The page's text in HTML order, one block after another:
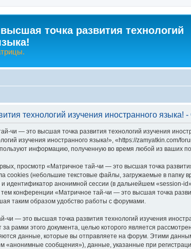
точка развития технологий
технологий изучения иностранного
чи — это высшая точка развития технологий изучения
изучения иностранного языка!», «https://zamyatkin.com/
информацию, полученную во время любой из ваших
просмотр «Матричное тай-чи — это высшая точка
cookies (небольшие текстовые файлы, загружаемые в папку
идентификатор анонимной сессии (в дальнейшем «session-
конференции «Матричное тай-чи — это высшая точка
таким образом удобство работы с форумами.
чи — это высшая точка развития технологий изучения
рамки этого документа, целью которого является
данные, которые вы отправляете на форум. Этими
«анонимные сообщения»), данные, указанные при